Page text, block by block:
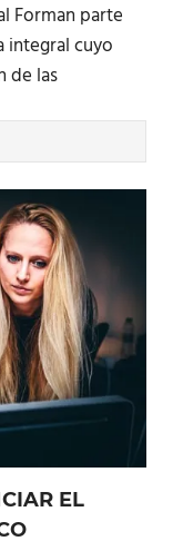
Forman parte
integral cuyo
de las
EL